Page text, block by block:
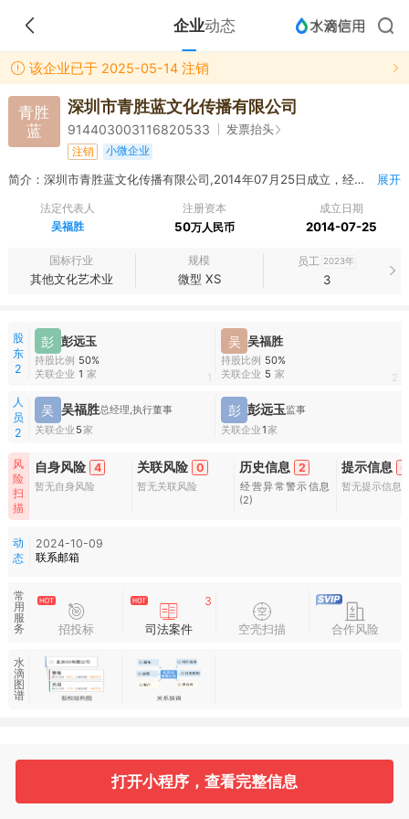
企业动态
该企业已于 2025-05-14 注销
青胜
蓝
深圳市青胜蓝文化传播有限公司
914403003116820533 发票抬头
注销 小微企业
简介：深圳市青胜蓝文化传播有限公司,2014年07月25日成立，经营范围包括文化活动策划（不含卡啦OK歌舞娱乐项目）；美术、舞蹈、音乐艺术培训；足球、武术培训；教育信息咨询。（法律、行政法规禁止的项目除外；法律、行政法规限制的项目须取得许可后方可经营）^ 展开
法定代表人
吴福胜
注册资本
50万人民币
成立日期
2014-07-25
国标行业
其他文化艺术业
规模
微型 XS
员工 2023年
3
股
东
2
彭 彭远玉
持股比例 50%
关联企业 1 家 1
吴 吴福胜
持股比例 50%
关联企业 5 家 2
人
员
2
吴 吴福胜总经理,执行董事
关联企业 5家
彭 彭远玉监事
关联企业1家
风
险
扫
描
自身风险 4
暂无自身风险
关联风险 0
暂无关联风险
历史信息 2
经营异常警示信息
(2)
提示信息 0
暂无提示信息
动
态
2024-10-09
联系邮箱
常
用
服
务
招投标
3
司法案件 空壳扫描 合作风险
水
滴
图
谱
打开小程序，查看完整信息